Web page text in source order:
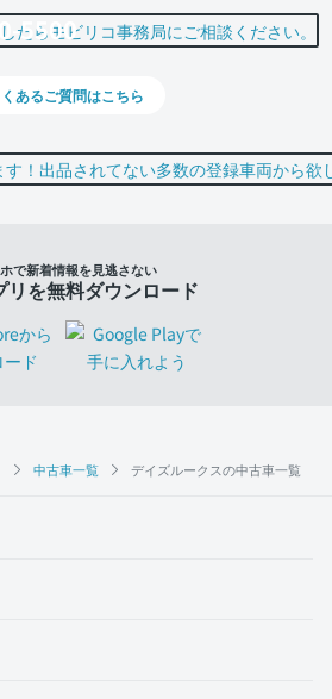
中古車一覧 デイズルークスの中古車一覧
5500
くあるご質問はこちら
で新着情報を見逃さない
リを無料ダウンロード